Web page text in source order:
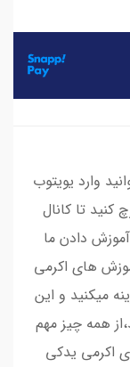
وارد یویتوب
تا کانال
آموزش دادن ما
های اکرمی
میکنید و این
همه چیز مهم
اکرمی یدکی